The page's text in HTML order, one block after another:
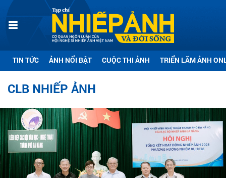
TIN TỨC ẢNH NỔI BẬT CUỘC THI ẢNH TRIỂN LÃM ẢNH
CLB NHIẾP ẢNH